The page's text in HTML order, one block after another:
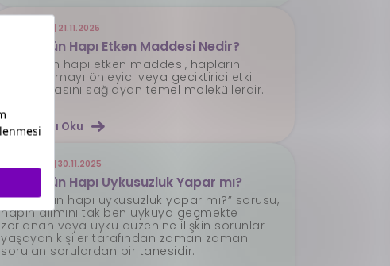
31.10.2025 | 21.11.2025
Ertesi Gün Hapı Etken Maddesi Nedir?
Ertesi gün hapı etken maddesi, hapların
yumurtlamayı önleyici veya geciktirici etki
oluşturmasını sağlayan temel moleküllerdir.
Devamını Oku
31.10.2025 | 30.11.2025
Ertesi Gün Hapı Uykusuzluk Yapar mı?
“Ertesi gün hapı uykusuzluk yapar mı?” sorusu,
hapın alımını takiben uykuya geçmekte
zorlanan veya uyku düzenine ilişkin sorunlar
yaşayan kişiler tarafından zaman zaman
sorulan sorulardan bir tanesidir.